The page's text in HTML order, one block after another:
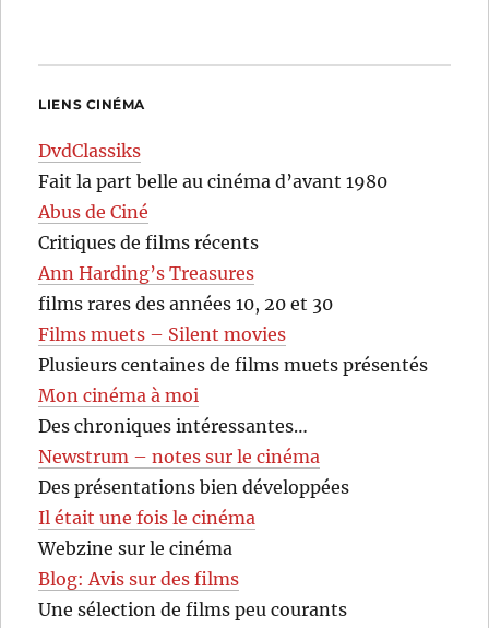
LIENS CINÉMA
DvdClassiks
Fait la part belle au cinéma d’avant 1980
Abus de Ciné
Critiques de films récents
Ann Harding’s Treasures
films rares des années 10, 20 et 30
Films muets – Silent movies
Plusieurs centaines de films muets présentés
Mon cinéma à moi
Des chroniques intéressantes…
Newstrum – notes sur le cinéma
Des présentations bien développées
Il était une fois le cinéma
Webzine sur le cinéma
Blog: Avis sur des films
Une sélection de films peu courants